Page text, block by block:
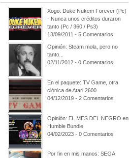
Xogo: Duke Nukem Forever (Pc)
- Nunca unos créditos duraron
tanto (Pc / 360 / Ps3)
13/09/2011 - 5 Comentarios
Opinión: Steam mola, pero no
tanto...
02/11/2012 - 0 Comentarios
En el paquete: TV Game, otra
clónica de Atari 2600
04/12/2019 - 2 Comentarios
Opinión: EL MES DEL NEGRO en
Humble Bundle
04/02/2023 - 0 Comentarios
Por fin en mis manos: SEGA